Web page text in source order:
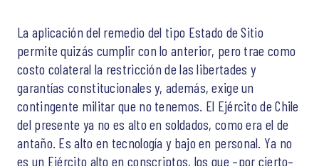
La aplicación del remedio del tipo Estado de Sitio
permite quizás cumplir con lo anterior, pero trae como
costo colateral la restricción de las libertades y
garantías constitucionales y, además, exige un
contingente militar que no tenemos. El Ejército de Chile
del presente ya no es alto en soldados, como era el de
antaño. Es alto en tecnología y bajo en personal. Ya no
es un Ejército alto en conscriptos, los que –por cierto–